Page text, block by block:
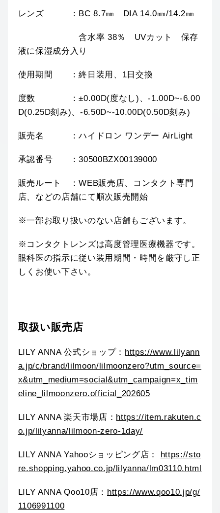
レンズ ：BC 8.7㎜ DIA 14.0㎜/14.2㎜
含水率 38％ UVカット 保存
液に保湿成分入り
使用期間 ：終日装用、1日交換
度数 ：±0.00D(度なし)、-1.00D~-6.00
D(0.25D刻み)、-6.50D~-10.00D(0.50D刻み)
販売名 ：ハイドロン ワンデー AirLight
承認番号 ：30500BZX00139000
販売ルート ：WEB販売店、コンタクト専門
店、などの店舗にて順次販売開始
※一部お取り扱いのない店舗もございます。
※コンタクトレンズは高度管理医療機器です。
眼科医の指示に従い装用期間・時間を厳守し正
しくお使い下さい。
取扱い販売店
LILY ANNA 公式ショップ： https://www.lilyann
a.jp/c/brand/lilmoon/lilmoonzero?utm_source=
x&utm_medium=social&utm_campaign=x_tim
eline_lilmoonzero.official_202605
LILY ANNA 楽天市場店： https://item.rakuten.c
o.jp/lilyanna/lilmoon-zero-1day/
LILY ANNA Yahooショッピング店：
https://sto
re.shopping.yahoo.co.jp/lilyanna/lm03110.html
LILY ANNA Qoo10店： https://www.qoo10.jp/g/
1106991100